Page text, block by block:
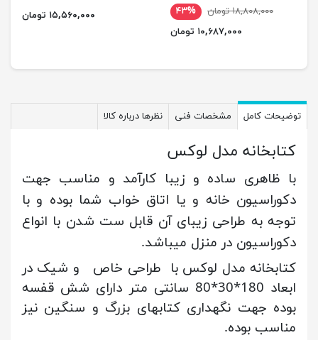
۱۸,۸۰۸,۰۰۰ تومان
۴۳%
۱۰,۶۸۷,۰۰۰ تومان
۱۵,۵۶۰,۰۰۰ تومان
توضیحات کامل مشخصات فنی نظرها درباره کالا
کتابخانه مدل لوکس
با ظاهری ساده و زیبا کارآمد و مناسب جهت
دکوراسیون خانه و یا اتاق خواب شما بوده و با
توجه به طراحی زیبای آن قابل ست شدن با انواع
دکوراسیون در منزل میباشد.
کتابخانه مدل لوکس با طراحی خاص و شیک در
ابعاد 180*30*80 سانتی متر دارای شش قفسه
بوده جهت نگهداری کتابهای بزرگ و سنگین نیز
مناسب بوده.